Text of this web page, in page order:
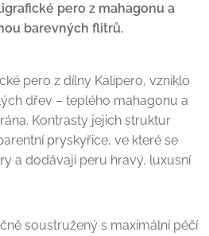
pero z mahagonu a
barevných flitrů.
pero z dílny Kalipero, vzniklo
dřev – teplého mahagonu a
Kontrasty jejich struktur
pryskyřice, ve které se
a dodávají peru hravý, luxusní
soustružený s maximální péčí